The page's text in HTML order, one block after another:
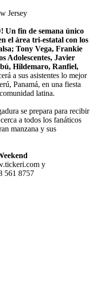
Jersey
fin de semana único
el área tri-estatal con los
Tony Vega, Frankie
Adolescentes, Javier
Hildemaro, Ranfiel,
a sus asistentes lo mejor
Panamá, en una fiesta
latina.
se prepara para recibir
a todos los fanáticos
manzana y sus
y
561 8757